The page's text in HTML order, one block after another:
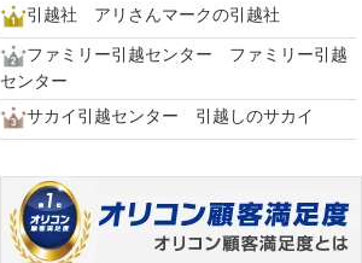
引越社 アリさんマークの引越社
ファミリー引越センター ファミリー引越
センター
サカイ引越センター 引越しのサカイ